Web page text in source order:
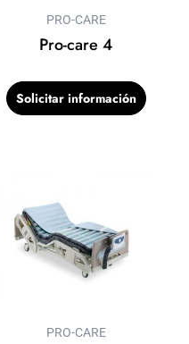
PRO-CARE
Pro-care 4
Solicitar información
PRO-CARE